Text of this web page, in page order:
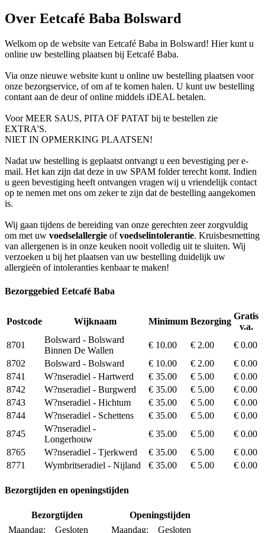
Over Eetcafé Baba Bolsward
Welkom op de website van Eetcafé Baba in Bolsward! Hier kunt u
online uw bestelling plaatsen bij Eetcafé Baba.
Via onze nieuwe website kunt u online uw bestelling plaatsen voor
onze bezorgservice, of om af te komen halen. U kunt uw bestelling
contant aan de deur of online middels iDEAL betalen.
Voor MEER SAUS, PITA OF PATAT bij te bestellen zie
EXTRA'S.
NIET IN OPMERKING PLAATSEN!
Nadat uw bestelling is geplaatst ontvangt u een bevestiging per e-
mail. Het kan zijn dat deze in uw SPAM folder terecht komt. Indien
u geen bevestiging heeft ontvangen vragen wij u vriendelijk contact
op te nemen met ons om zeker te zijn dat de bestelling aangekomen
is.
Wij gaan tijdens de bereiding van onze gerechten zeer zorgvuldig
om met uw voedselallergie ofvoedselintolerantie. Kruisbesmetting
van allergenen is in onze keuken nooit volledig uit te sluiten. Wij
verzoeken u bij het plaatsen van uw bestelling duidelijk uw
allergieën of intoleranties kenbaar te maken!
Bezorggebied Eetcafé Baba
Postcode Wijknaam Minimum Bezorging
Gratis
v.a.
8701
Bolsward - Bolsward
Binnen De Wallen
€ 10.00 € 2.00
€ 0.00
8702
Bolsward - Bolsward € 10.00 € 2.00
€ 0.00
8741
W?nseradiel - Hartwerd € 35.00 € 5.00
€ 0.00
8742
W?nseradiel - Burgwerd € 35.00 € 5.00
€ 0.00
8743
W?nseradiel - Hichtum € 35.00 € 5.00
€ 0.00
8744
W?nseradiel - Schettens € 35.00 € 5.00
€ 0.00
8745
W?nseradiel -
Longerhouw
€ 35.00 € 5.00
€ 0.00
8765
W?nseradiel - Tjerkwerd € 35.00 € 5.00
€ 0.00
8771
Wymbritseradiel - Nijland € 35.00 € 5.00 € 0.00
Bezorgtijden en openingstijden
Bezorgtijden
Openingstijden
Maandag:
Gesloten Maandag: Gesloten